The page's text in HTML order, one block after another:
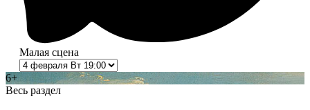
Малая сцена
6+
Весь раздел